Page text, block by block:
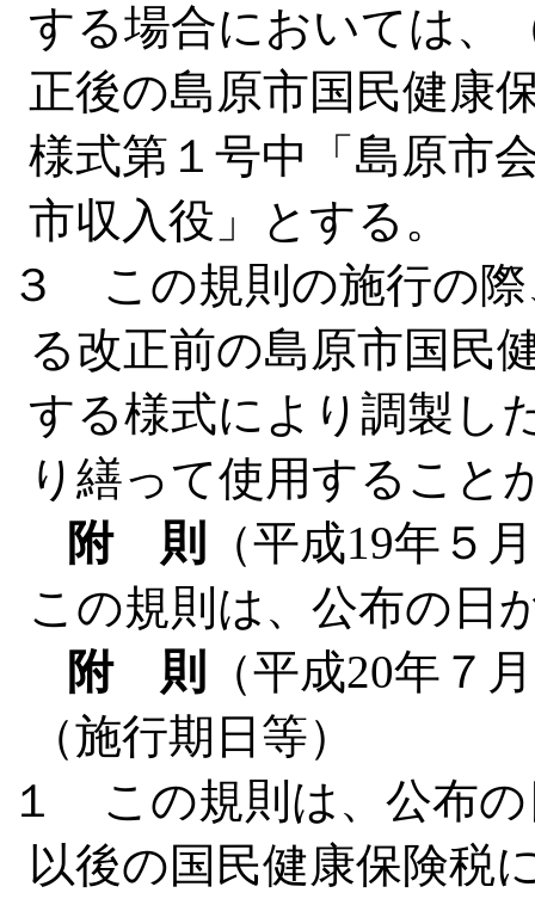
する場合においては、
正後の島原市国民健康
様式第１号中「島原市
市収入役」とする。
３ この規則の施行の際
る改正前の島原市国民
する様式により調製し
り繕って使用すること
附 則
（平成19年５
この規則は、公布の日
附 則
（平成20年７
（施行期日等）
１ この規則は、公布の
以後の国民健康保険税